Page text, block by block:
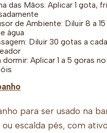
das Mãos: Aplicar 1 gota,
de Ambiente: Diluir 8 a
água
Diluir 30 gotas a
dormir: Aplicar 1 a 5 goras
para ser usado na
escalda pés, com